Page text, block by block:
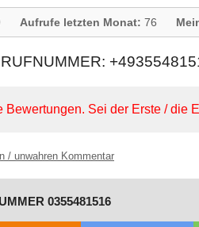
Aufrufe letzten Monat: 76
Bewertungen. Sei der Erste / die
/ unwahren Kommentar
0355481516